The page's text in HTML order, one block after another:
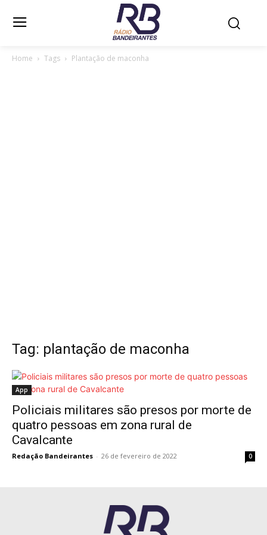
Home Tags Plantação de maconha
Tag: plantação de maconha
App
Policiais militares são presos por morte de
quatro pessoas em zona rural de
Cavalcante
Redação Bandeirantes - 26 de fevereiro de 2022 0